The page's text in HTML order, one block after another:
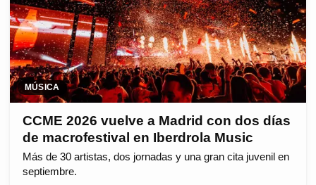
MÚSICA
CCME 2026 vuelve a Madrid con dos días
de macrofestival en Iberdrola Music
Más de 30 artistas, dos jornadas y una gran cita juvenil en
septiembre.